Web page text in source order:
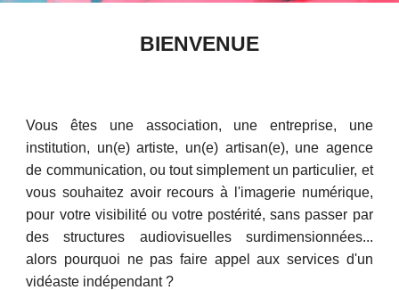
BIENVENUE
Vous êtes une association, une entreprise, une
institution, un(e) artiste, un(e) artisan(e), une agence
de communication, ou tout simplement un particulier, et
vous souhaitez avoir recours à l'imagerie numérique,
pour votre visibilité ou votre postérité, sans passer par
des structures audiovisuelles surdimensionnées...
alors pourquoi ne pas faire appel aux services d'un
vidéaste indépendant ?